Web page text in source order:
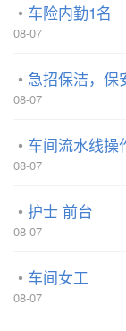
车险内勤1名
08-07
急招保洁，保
08-07
车间流水线操
08-07
护士 前台
08-07
车间女工
08-07